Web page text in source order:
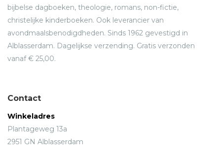
bijbelse dagboeken, theologie, romans, non-fictie,
christelijke kinderboeken. Ook leverancier van
avondmaalsbenodigdheden. Sinds 1962 gevestigd in
Alblasserdam. Dagelijkse verzending. Gratis verzonden
vanaf € 25,00.
Contact
Winkeladres
Plantageweg 13a
2951 GN Alblasserdam